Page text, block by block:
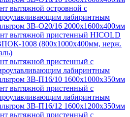
вытяжной островной с
лабиринтным
ЗВ-О20/16 2000х1600х400мм
вытяжной пристенный HICOLD
1008 (800х1000х400мм, нерж.
вытяжной пристенный с
лабиринтным
ЗВ-П16/10 1600х1000х350мм
вытяжной пристенный с
лабиринтным
ЗВ-П16/12 1600х1200х350мм
вытяжной пристенный с